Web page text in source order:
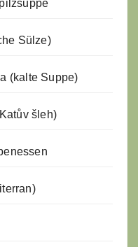
Sülze)
(kalte Suppe)
šleh)